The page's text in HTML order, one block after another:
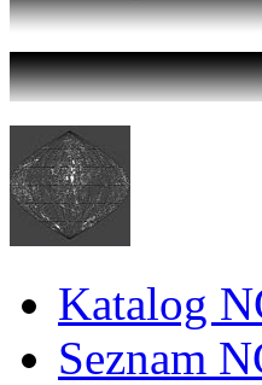
Katalog
Seznam